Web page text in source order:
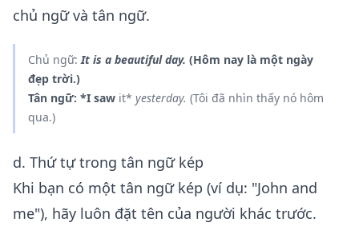
chủ ngữ và tân ngữ.
Chủ ngữ:It is a beautiful day. (Hôm nay là một ngày
đẹp trời.)
Tân ngữ: *I saw it* yesterday. (Tôi đã nhìn thấy nó hôm
qua.)
d. Thứ tự trong tân ngữ kép
Khi bạn có một tân ngữ kép (ví dụ: "John and
me"), hãy luôn đặt tên của người khác trước.